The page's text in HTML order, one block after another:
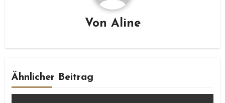
Von Aline
Ähnlicher Beitrag